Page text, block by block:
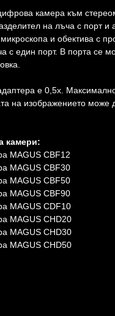
камера към
на лъча с порт
и обектива с
с един порт. В порта се
е 0,5x.
на изображението може
камери:
MAGUS CBF12
MAGUS CBF30
MAGUS CBF50
MAGUS CBF90
MAGUS CDF10
MAGUS CHD20
MAGUS CHD30
MAGUS CHD50